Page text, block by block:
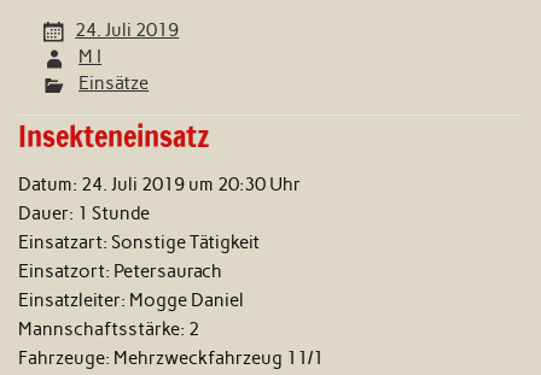
24. Juli 2019
M I
Einsätze
Insekteneinsatz
Datum: 24. Juli 2019 um 20:30 Uhr
Dauer: 1 Stunde
Einsatzart: Sonstige Tätigkeit
Einsatzort: Petersaurach
Einsatzleiter: Mogge Daniel
Mannschaftsstärke: 2
Fahrzeuge: Mehrzweckfahrzeug 11/1